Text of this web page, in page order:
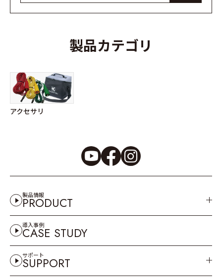
製品カテゴリ
アクセサリ
製品情報
PRODUCT
導入事例
CASE STUDY
サポート
SUPPORT